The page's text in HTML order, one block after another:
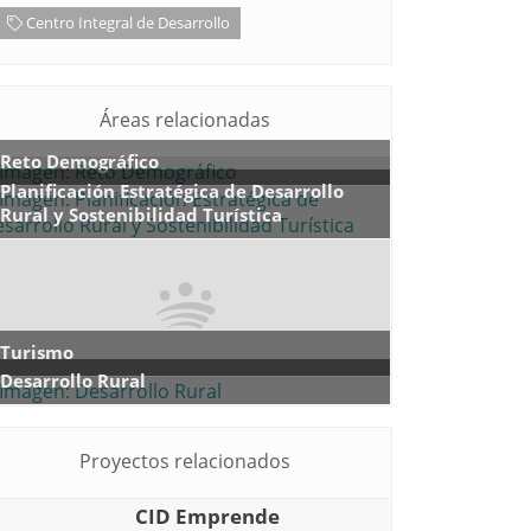
Centro Integral de Desarrollo
Áreas relacionadas
Reto Demográfico
Planificación Estratégica de Desarrollo
Rural y Sostenibilidad Turística
Turismo
Desarrollo Rural
Proyectos relacionados
CID Emprende